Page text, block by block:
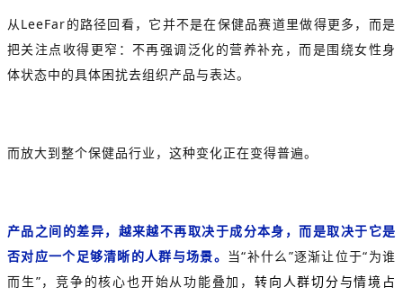
从LeeFar的路径回看，它并不是在保健品赛道里做得更多，而是
把关注点收得更窄：不再强调泛化的营养补充，而是围绕女性身
体状态中的具体困扰去组织产品与表达。
而放大到整个保健品行业，这种变化正在变得普遍。
产品之间的差异，越来越不再取决于成分本身，而是取决于它是
否对应一个足够清晰的人群与场景。 当“补什么”逐渐让位于“为谁
而生”，竞争的核心也开始从功能叠加， 转向人群切分与情境占